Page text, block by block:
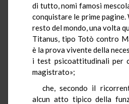
di tutto, nomi famosi
conquistare le prime
resto del mondo, una volta
Titanus, tipo Totò contro
è la prova vivente della
i test psicoattitudinali per
magistrato»;
che, secondo il
alcun atto tipico della